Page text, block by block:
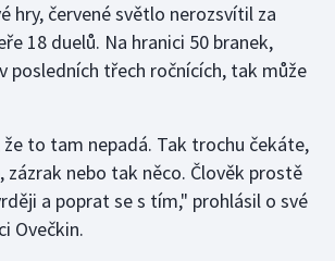
hry, červené světlo nerozsvítil za
18 duelů. Na hranici 50 branek,
posledních třech ročnících, tak může
to tam nepadá. Tak trochu čekáte,
zázrak nebo tak něco. Člověk prostě
a poprat se s tím," prohlásil o své
Ovečkin.